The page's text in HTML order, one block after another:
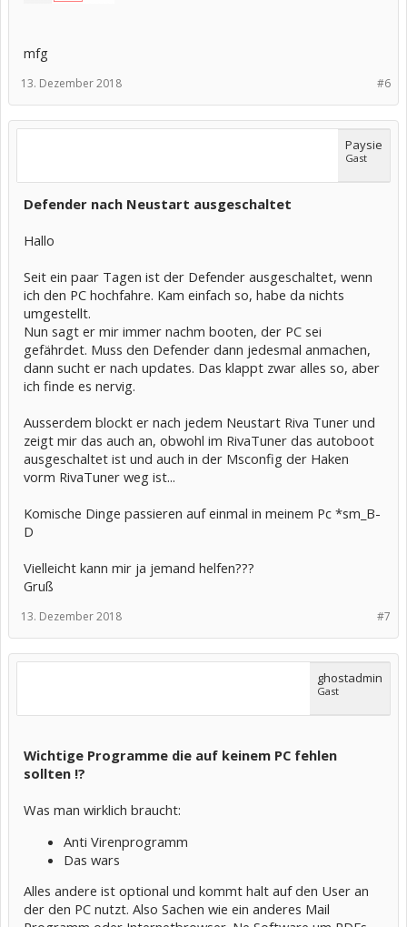
mfg
#6
13. Dezember 2018
Paysie
Gast
Defender nach Neustart ausgeschaltet
Hallo
Seit ein paar Tagen ist der Defender ausgeschaltet, wenn
ich den PC hochfahre. Kam einfach so, habe da nichts
umgestellt.
Nun sagt er mir immer nachm booten, der PC sei
gefährdet. Muss den Defender dann jedesmal anmachen,
dann sucht er nach updates. Das klappt zwar alles so, aber
ich finde es nervig.
Ausserdem blockt er nach jedem Neustart Riva Tuner und
zeigt mir das auch an, obwohl im RivaTuner das autoboot
ausgeschaltet ist und auch in der Msconfig der Haken
vorm RivaTuner weg ist...
Komische Dinge passieren auf einmal in meinem Pc *sm_B-
D
Vielleicht kann mir ja jemand helfen???
Gruß
#7
13. Dezember 2018
ghostadmin
Gast
Wichtige Programme die auf keinem PC fehlen
sollten !?
Was man wirklich braucht:
Anti Virenprogramm
Das wars
Alles andere ist optional und kommt halt auf den User an
der den PC nutzt. Also Sachen wie ein anderes Mail